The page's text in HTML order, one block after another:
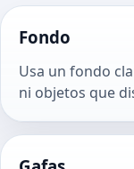
Fondo
Usa un fondo
ni objetos que